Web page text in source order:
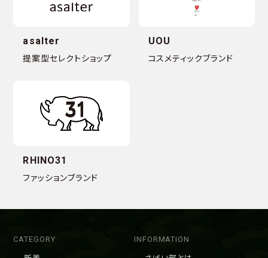
asalter
提案型セレクトショップ
UOU
コスメティックブランド
RHINO31
ファッションブランド
CATEGORY INFORMATION